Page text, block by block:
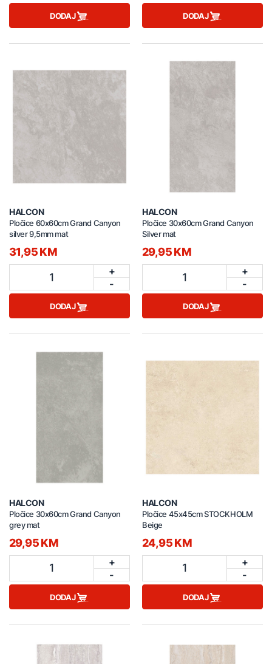
DODAJ DODAJ
HALCON
Pločice 60x60cm Grand Canyon
silver 9,5mm mat
31,95 KM
1
+
-
DODAJ
HALCON
Pločice 30x60cm Grand Canyon
Silver mat
29,95 KM
1
+
-
DODAJ
HALCON
Pločice 30x60cm Grand Canyon
grey mat
29,95 KM
1
+
-
DODAJ
HALCON
Pločice 45x45cm STOCKHOLM
Beige
24,95 KM
1
+
-
DODAJ